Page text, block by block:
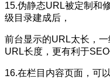
15.伪静态URL被定制和
级目录建成后，
前台显示的URL太长，
URL长度，更有利于SEO
16.在栏目内容页面，可